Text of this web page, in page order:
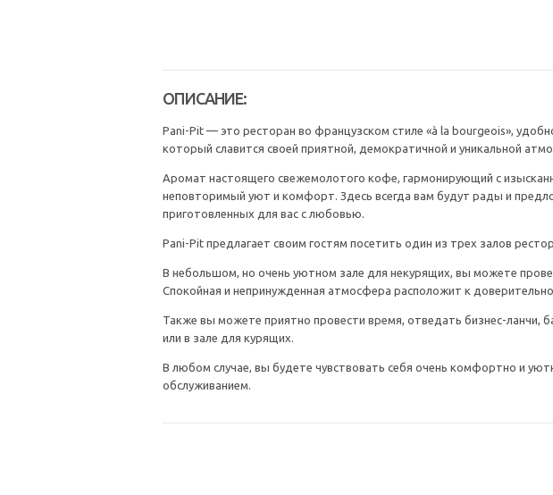
ОПИСАНИЕ:
Pani-Pit — это ресторан во французском стиле «à la bourgeois»,
который славится своей приятной, демократичной и уникальной
Аромат настоящего свежемолотого кофе, гармонирующий с
неповторимый уют и комфорт. Здесь всегда вам будут рады и
приготовленных для вас с любовью.
Pani-Pit предлагает своим гостям посетить один из трех залов
В небольшом, но очень уютном зале для некурящих, вы можете
Спокойная и непринужденная атмосфера расположит к
Также вы можете приятно провести время, отведать бизнес-ланчи,
или в зале для курящих.
В любом случае, вы будете чувствовать себя очень комфортно и
обслуживанием.